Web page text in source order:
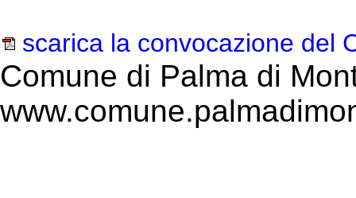
scarica la convocazione del
Comune di Palma di